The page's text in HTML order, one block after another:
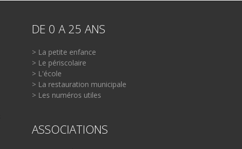
DE 0 A 25 ANS
> La petite enfance
> Le périscolaire
> L'école
> La restauration municipale
> Les numéros utiles
ASSOCIATIONS